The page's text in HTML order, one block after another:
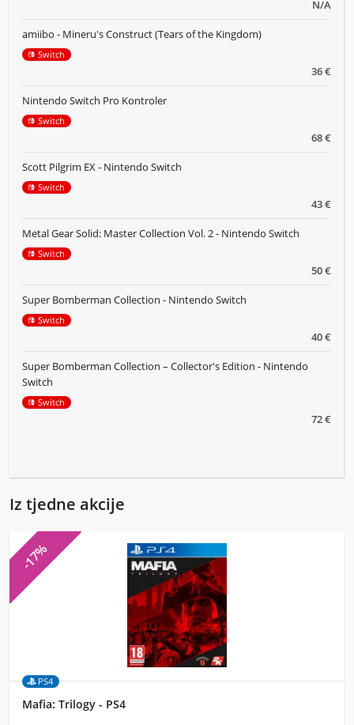
N/A
36 €
amiibo - Mineru's Construct (Tears of the Kingdom)
Switch
68 €
Nintendo Switch Pro Kontroler
Switch
43 €
Scott Pilgrim EX - Nintendo Switch
Switch
50 €
Metal Gear Solid: Master Collection Vol. 2 - Nintendo Switch
Switch
40 €
Super Bomberman Collection - Nintendo Switch
Switch
72 €
Super Bomberman Collection – Collector's Edition - Nintendo
Switch
Switch
Iz tjedne akcije
-17%
PS4
Mafia: Trilogy - PS4